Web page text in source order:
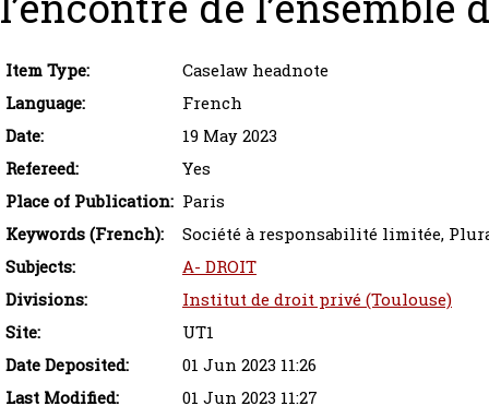
Item Type:
Caselaw headnote
Language:
French
Date:
19 May 2023
Refereed:
Yes
Place of Publication: Paris
Keywords (French):
Société à responsabilité limitée,
Subjects:
A- DROIT
Divisions:
Institut de droit privé (Toulouse)
Site:
UT1
Date Deposited:
01 Jun 2023 11:26
Last Modified:
01 Jun 2023 11:27